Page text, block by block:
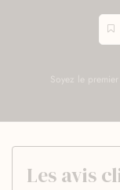
Soyez le premier
Les avis